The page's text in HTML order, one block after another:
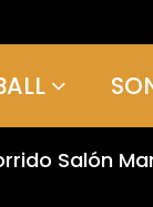
Salón